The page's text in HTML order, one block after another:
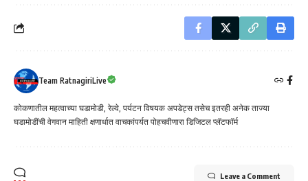
Team RatnagiriLive
कोकणातील महत्वाच्या घडामोडी, रेल्वे, पर्यटन विषयक अपडेट्स तसेच इतरही अनेक ताज्या
घडामोडींची वेगवान माहिती क्षणार्धात वाचकांपर्यत पोहचवीणारा डिजिटल प्लॅटफॉर्म
Leave a Comment